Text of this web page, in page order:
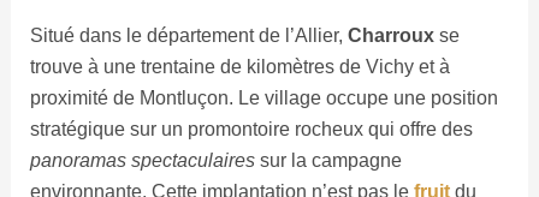
Situé dans le département de l’Allier, Charrouxse
trouve à une trentaine de kilomètres de Vichy et à
proximité de Montluçon. Le village occupe une position
stratégique sur un promontoire rocheux qui offre des
panoramas spectaculairessur la campagne
environnante. Cette implantation n’est pas le fruitdu